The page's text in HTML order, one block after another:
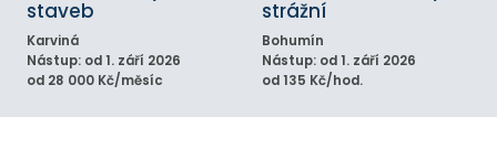
staveb
Karviná
Nástup: od 1. září 2026
od 28 000 Kč/měsíc
strážní
Bohumín
Nástup: od 1. září 2026
od 135 Kč/hod.